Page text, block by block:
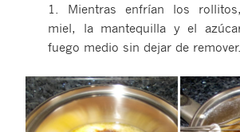
1. Mientras enfrían los
miel, la mantequilla y el
fuego medio sin dejar de remover.